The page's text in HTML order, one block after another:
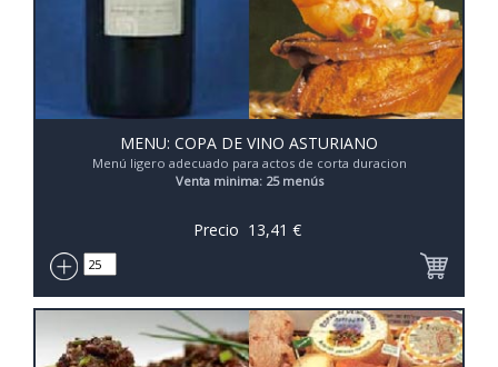
MENU: COPA DE VINO ASTURIANO
Menú ligero adecuado para actos de corta duracion
Venta minima: 25 menús
Precio 13,41 €